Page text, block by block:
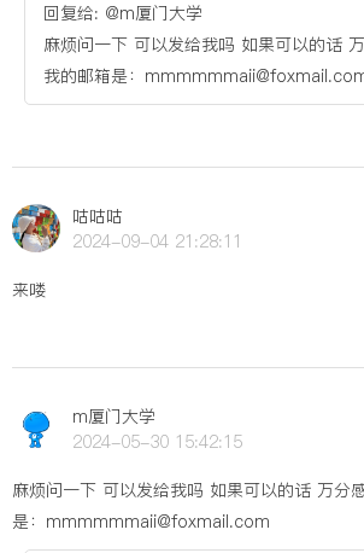
回复给: @m厦门大学
麻烦问一下 可以发给我吗 如果可以的话 万
我的邮箱是：
咕咕咕
2024-09-04 21:28:11
来喽
m厦门大学
2024-05-30 15:42:15
麻烦问一下 可以发给我吗 如果可以的话 万分
是：mmmmmmaii@foxmail.com